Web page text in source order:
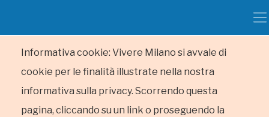
Informativa cookie: Vivere Milano si avvale di
cookie per le finalità illustrate nella nostra
informativa sulla privacy. Scorrendo questa
pagina, cliccando su un link o proseguendo la